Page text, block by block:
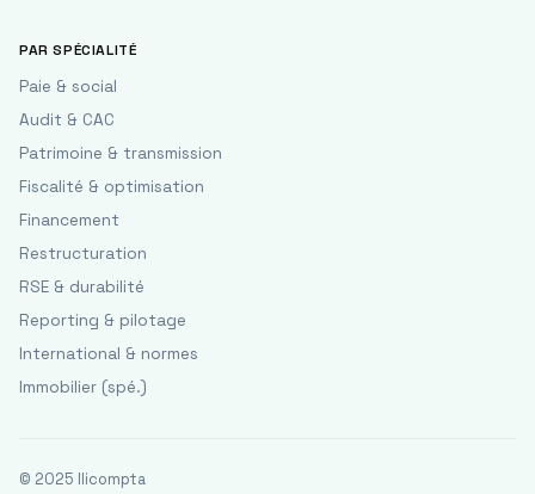
PAR SPÉCIALITÉ
Paie & social
Audit & CAC
Patrimoine & transmission
Fiscalité & optimisation
Financement
Restructuration
RSE & durabilité
Reporting & pilotage
International & normes
Immobilier (spé.)
© 2025 Ilicompta